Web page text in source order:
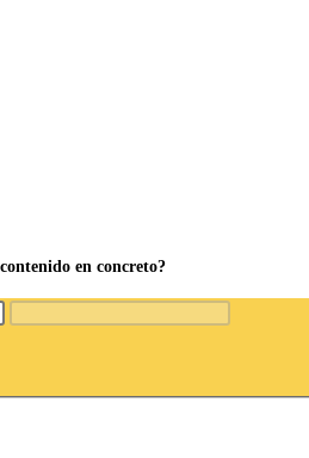
en concreto?